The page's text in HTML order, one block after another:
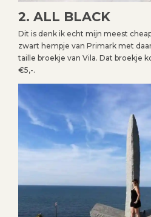
2. ALL BLACK
Dit is denk ik echt mijn meest
zwart hempje van Primark met
taille broekje van Vila. Dat broekje
€5,-.